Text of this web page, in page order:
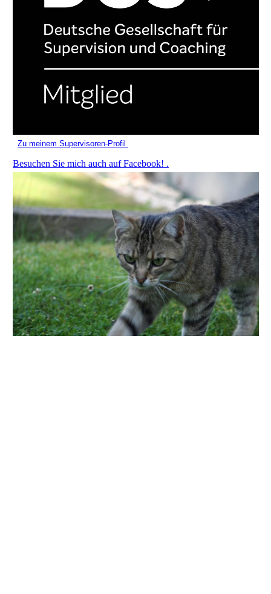
Zu meinem Supervisoren-Profil
Besuchen Sie mich auch auf Facebook! .